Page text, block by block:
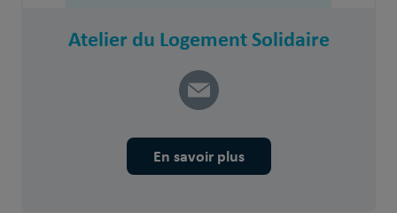
Atelier du Logement Solidaire
En savoir plus